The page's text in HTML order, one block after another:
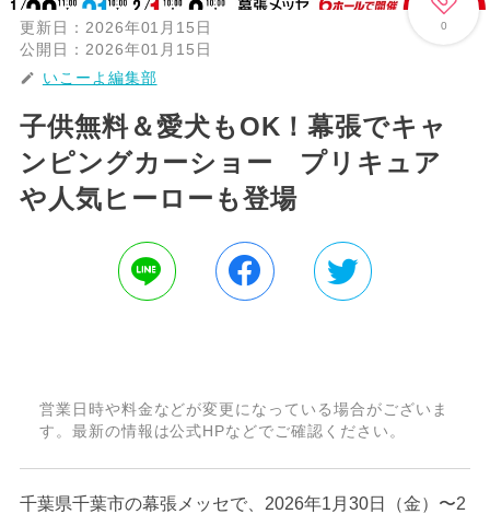
0
更新日： 2026年01月15日
公開日： 2026年01月15日
いこーよ編集部
子供無料＆愛犬もOK！幕張でキャ
ンピングカーショー プリキュア
や人気ヒーローも登場
営業日時や料金などが変更になっている場合がございま
す。最新の情報は公式HPなどでご確認ください。
千葉県千葉市の幕張メッセで、2026年1月30日（金）〜2